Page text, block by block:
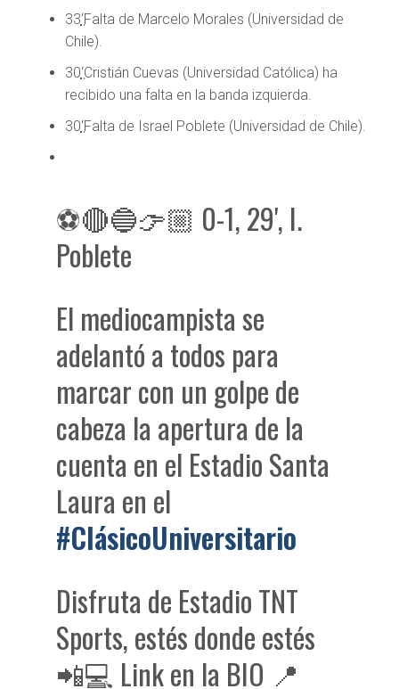
33‘Falta de Marcelo Morales (Universidad de
Chile).
30‘Cristián Cuevas (Universidad Católica) ha
recibido una falta en la banda izquierda.
30‘Falta de Israel Poblete (Universidad de Chile).
⚽🔴🔵👉🏼 0-1, 29', I.
Poblete
El mediocampista se
adelantó a todos para
marcar con un golpe de
cabeza la apertura de la
cuenta en el Estadio Santa
Laura en el
#ClásicoUniversitario
Disfruta de Estadio TNT
Sports, estés donde estés
📲💻 Link en la BIO 📍